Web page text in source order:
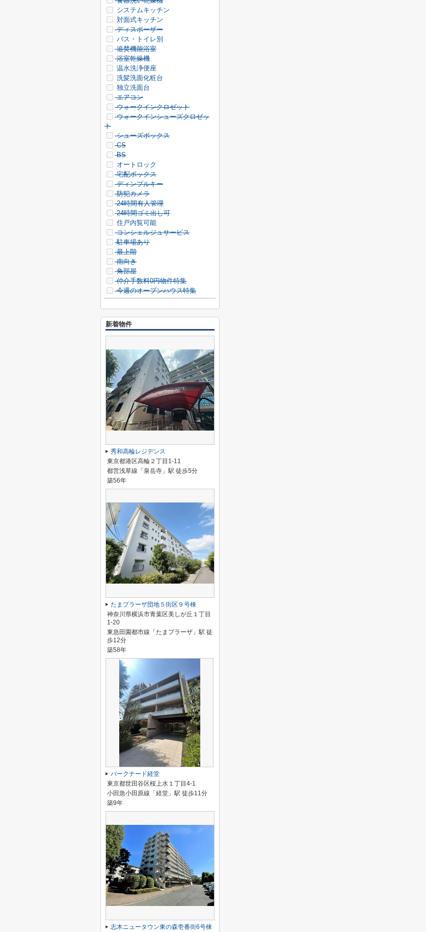
システムキッチン
対面式キッチン
ディスポーザー
バス・トイレ別
追焚機能浴室
浴室乾燥機
温水洗浄便座
洗髪洗面化粧台
独立洗面台
エアコン
ウォークインクロゼット
ウォークインシューズクロゼッ
ト
シューズボックス
CS
BS
オートロック
宅配ボックス
ディンプルキー
防犯カメラ
24時間有人管理
24時間ゴミ出し可
住戸内覧可能
コンシェルジュサービス
駐車場あり
最上階
南向き
角部屋
仲介手数料0円物件特集
今週のオープンハウス特集
新着物件
秀和高輪レジデンス
東京都港区高輪２丁目1-11
都営浅草線「泉岳寺」駅 徒歩5分
築56年
たまプラーザ団地５街区９号棟
神奈川県横浜市青葉区美しが丘１丁目
1-20
東急田園都市線「たまプラーザ」駅 徒
歩12分
築58年
パークナード経堂
東京都世田谷区桜上水１丁目4-1
小田急小田原線「経堂」駅 徒歩11分
築9年
志木ニュータウン東の森壱番街6号棟